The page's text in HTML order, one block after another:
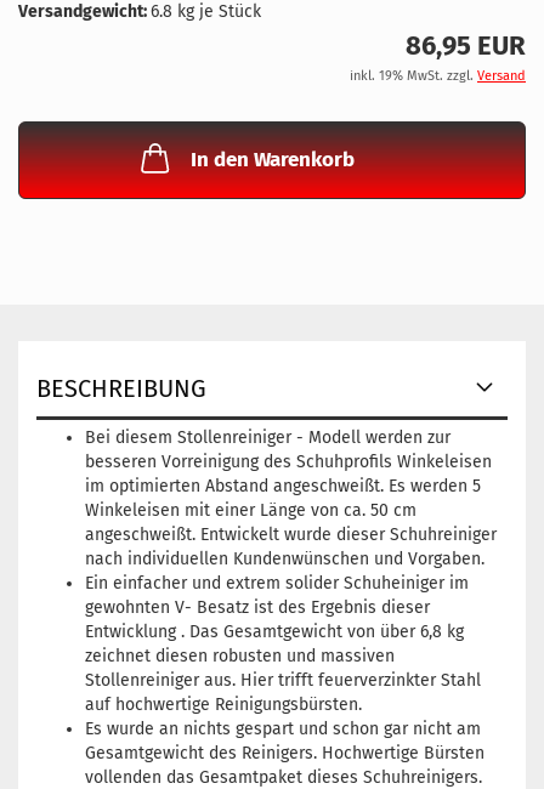
Versandgewicht:6.8 kg je Stück
86,95 EUR
inkl. 19% MwSt. zzgl. Versand
In den Warenkorb
BESCHREIBUNG
Bei diesem Stollenreiniger - Modell werden zur
besseren Vorreinigung des Schuhprofils Winkeleisen
im optimierten Abstand angeschweißt. Es werden 5
Winkeleisen mit einer Länge von ca. 50 cm
angeschweißt. Entwickelt wurde dieser Schuhreiniger
nach individuellen Kundenwünschen und Vorgaben.
Ein einfacher und extrem solider Schuheiniger im
gewohnten V- Besatz ist des Ergebnis dieser
Entwicklung . Das Gesamtgewicht von über 6,8 kg
zeichnet diesen robusten und massiven
Stollenreiniger aus. Hier trifft feuerverzinkter Stahl
auf hochwertige Reinigungsbürsten.
Es wurde an nichts gespart und schon gar nicht am
Gesamtgewicht des Reinigers. Hochwertige Bürsten
vollenden das Gesamtpaket dieses Schuhreinigers.